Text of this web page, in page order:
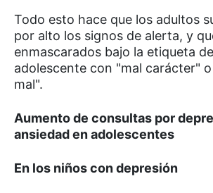
Todo esto hace que los adultos
por alto los signos de alerta, y
enmascarados bajo la etiqueta
adolescente con "mal carácter"
mal".
Aumento de consultas por
ansiedad en adolescentes
En los niños con depresión